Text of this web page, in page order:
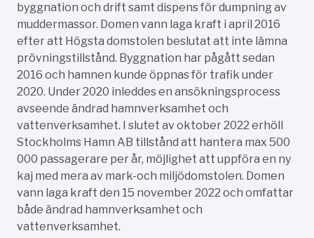
byggnation och drift samt dispens för dumpning av
muddermassor. Domen vann laga kraft i april 2016
efter att Högsta domstolen beslutat att inte lämna
prövningstillstånd. Byggnation har pågått sedan
2016 och hamnen kunde öppnas för trafik under
2020. Under 2020 inleddes en ansökningsprocess
avseende ändrad hamnverksamhet och
vattenverksamhet. I slutet av oktober 2022 erhöll
Stockholms Hamn AB tillstånd att hantera max 500
000 passagerare per år, möjlighet att uppföra en ny
kaj med mera av mark-och miljödomstolen. Domen
vann laga kraft den 15 november 2022 och omfattar
både ändrad hamnverksamhet och
vattenverksamhet.